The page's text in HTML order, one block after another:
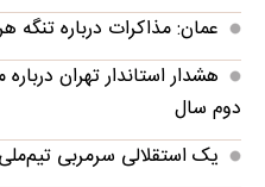
عمان: مذاکرات درباره
هشدار استاندار تهران
دوم سال
یک استقلالی سرمربی